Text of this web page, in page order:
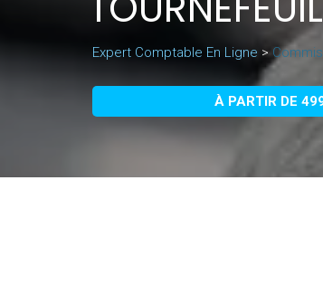
Expert Comptable En Ligne >
À PARTIR DE